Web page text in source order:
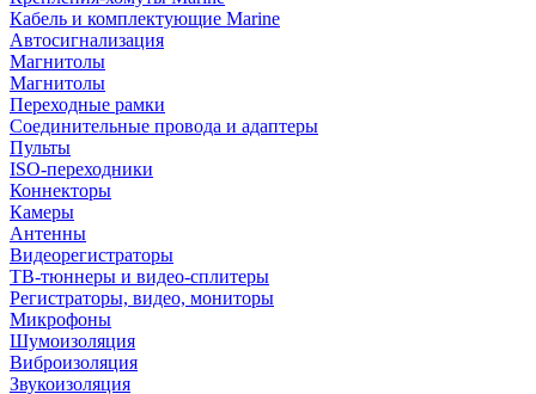
Кабель и комплектующие Marine
Автосигнализация
Магнитолы
Магнитолы
Переходные рамки
Соединительные провода и адаптеры
Пульты
ISO-переходники
Коннекторы
Камеры
Антенны
Видеорегистраторы
ТВ-тюннеры и видео-сплитеры
Регистраторы, видео, мониторы
Микрофоны
Шумоизоляция
Виброизоляция
Звукоизоляция